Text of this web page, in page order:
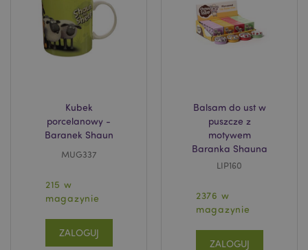
Kubek
porcelanowy -
Baranek Shaun
MUG337
215 w
magazynie
ZALOGUJ
Balsam do ust w
puszcze z
motywem
Baranka Shauna
LIP160
2376 w
magazynie
ZALOGUJ